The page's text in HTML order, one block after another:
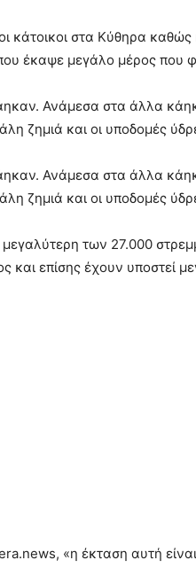
κάτοικοι στα Κύθηρα
έκαψε μεγάλο μέρος που
Ανάμεσα στα άλλα
ζημιά και οι υποδομές
Ανάμεσα στα άλλα
ζημιά και οι υποδομές
μεγαλύτερη των 27.000
και επίσης έχουν υποστεί
«η έκταση αυτή